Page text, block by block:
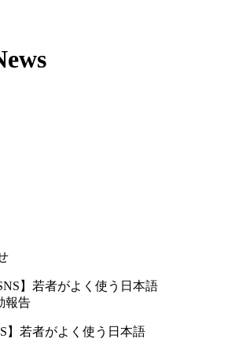
報告
】若者がよく使う日本語